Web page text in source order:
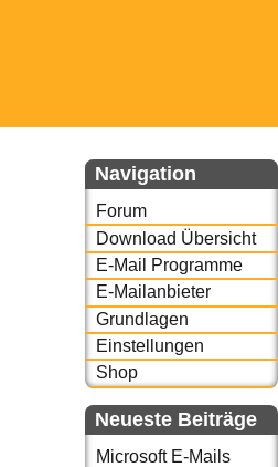
Navigation
Forum
Download Übersicht
E-Mail Programme
E-Mailanbieter
Grundlagen
Einstellungen
Shop
Neueste Beiträge
Microsoft E-Mails
oder auch